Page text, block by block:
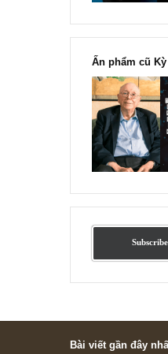
“Đừng sợ
chỉ vì chiến
Fisher